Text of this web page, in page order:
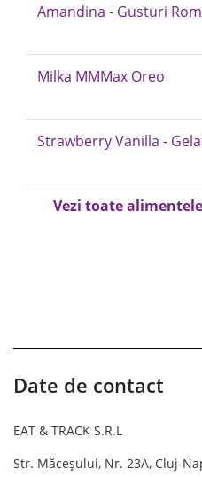
Amandina - Gusturi
Milka MMMax Oreo
Strawberry Vanilla -
Vezi toate
Date de contact
EAT & TRACK S.R.L
Str. Măceșului, Nr. 23A, Cluj-